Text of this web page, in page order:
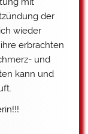
der
wieder
erbrachten
und
kann und